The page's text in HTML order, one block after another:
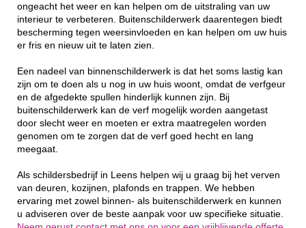
ongeacht het weer en kan helpen om de uitstraling van uw
interieur te verbeteren. Buitenschilderwerk daarentegen biedt
bescherming tegen weersinvloeden en kan helpen om uw huis
er fris en nieuw uit te laten zien.
Een nadeel van binnenschilderwerk is dat het soms lastig kan
zijn om te doen als u nog in uw huis woont, omdat de verfgeur
en de afgedekte spullen hinderlijk kunnen zijn. Bij
buitenschilderwerk kan de verf mogelijk worden aangetast
door slecht weer en moeten er extra maatregelen worden
genomen om te zorgen dat de verf goed hecht en lang
meegaat.
Als schildersbedrijf in Leens helpen wij u graag bij het verven
van deuren, kozijnen, plafonds en trappen. We hebben
ervaring met zowel binnen- als buitenschilderwerk en kunnen
u adviseren over de beste aanpak voor uw specifieke situatie.